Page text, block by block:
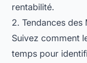
rentabilité.
2. Tendances des
Suivez comment
temps pour